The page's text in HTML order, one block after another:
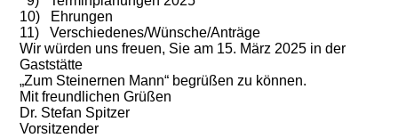
10) Ehrungen
11) Verschiedenes/Wünsche/Anträge
Wir würden uns freuen, Sie am 15. März 2025 in der
Gaststätte
„Zum Steinernen Mann“ begrüßen zu können.
Mit freundlichen Grüßen
Dr. Stefan Spitzer
Vorsitzender